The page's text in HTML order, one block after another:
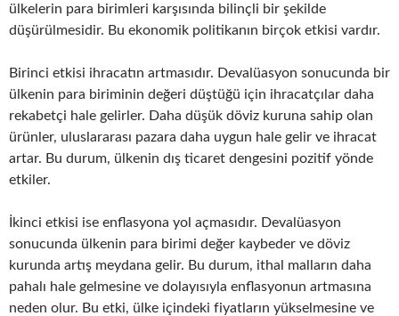
ülkelerin para birimleri karşısında bilinçli bir şekilde
düşürülmesidir. Bu ekonomik politikanın birçok etkisi vardır.
Birinci etkisi ihracatın artmasıdır. Devalüasyon sonucunda bir
ülkenin para biriminin değeri düştüğü için ihracatçılar daha
rekabetçi hale gelirler. Daha düşük döviz kuruna sahip olan
ürünler, uluslararası pazara daha uygun hale gelir ve ihracat
artar. Bu durum, ülkenin dış ticaret dengesini pozitif yönde
etkiler.
İkinci etkisi ise enflasyona yol açmasıdır. Devalüasyon
sonucunda ülkenin para birimi değer kaybeder ve döviz
kurunda artış meydana gelir. Bu durum, ithal malların daha
pahalı hale gelmesine ve dolayısıyla enflasyonun artmasına
neden olur. Bu etki, ülke içindeki fiyatların yükselmesine ve